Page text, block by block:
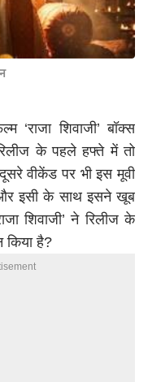
‘राजा शिवाजी’ बॉक्स
के पहले हफ्ते में तो
वीकेंड पर भी इस मूवी
और इसी के साथ इसने खूब
शिवाजी’ ने रिलीज के
किया है?